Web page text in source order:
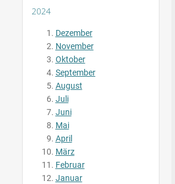
2024
Dezember
November
Oktober
September
August
Juli
Juni
Mai
April
März
Februar
Januar